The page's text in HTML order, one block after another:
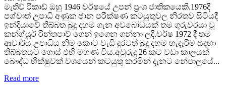
මැතිව් රිකාඩ් ඔහු 1946 වර්ෂයේ උපන් ප්‍රංශ ජාතිකයෙකි.1976දී
පශ්චාත් උපාධි අණුක ජාන පරීක්ෂණ කටයුතුවල නිරතව සිටියදී
ඉන්දියාවේ තිබ්බත බුදු දහම ගැන අවබෝධයක් තම ගුරුවරයා වූ
කන්ග්යූර් රින්තපාච් ගෙන් ඉගෙන ගන්නා ලදී.වර්ෂ 1972 දී තම
ආචාර්ය උපාධිය නිම කොට වැඩි දුරටත් බුදු දහම හැදෑරීම සඳහා
තිබ්බතයට ගොස් එහි මහණ විය.අවුරුදු 26 කට වඩා කාලයක්
බෞද්ධ භික්ෂුවක් වශයෙන් කටයුතු කරමින් දැනට නේපාලයේ...
Read more